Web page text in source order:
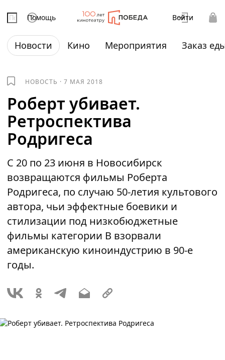
Помощь Войти
Новости Кино Мероприятия Заказ
НОВОСТЬ ·7 МАЯ 2018
Роберт убивает.
Ретроспектива
Родригеса
С 20 по 23 июня в Новосибирск
возвращаются фильмы Роберта
Родригеса, по случаю 50-летия культового
автора, чьи эффектные боевики и
стилизации под низкобюджетные
фильмы категории В взорвали
американскую киноиндустрию в 90-е
годы.